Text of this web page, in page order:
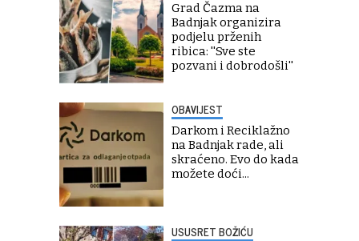
Grad Čazma na
Badnjak organizira
podjelu prženih
ribica: ''Sve ste
pozvani i dobrodošli''
OBAVIJEST
Darkom i Reciklažno
na Badnjak rade, ali
skraćeno. Evo do kada
možete doći...
USUSRET BOŽIĆU